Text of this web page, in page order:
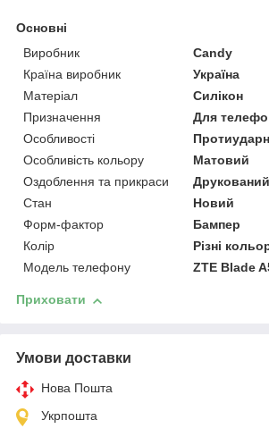
Основні
Виробник
Candy
Країна виробник
Україна
Матеріал
Силікон
Призначення
Для
Особливості
Особливість кольору
Матовий
Оздоблення та прикраси
Стан
Новий
Форм-фактор
Бампер
Колір
Різні
Модель телефону
ZTE Blade
Приховати
Умови доставки
Нова Пошта
Укрпошта